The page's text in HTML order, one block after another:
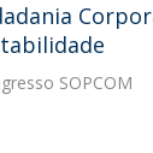
SOPCOM